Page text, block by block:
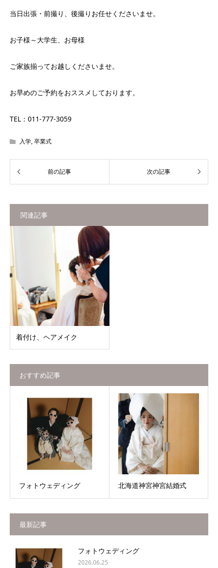
当日出張・前撮り、後撮りお任せくださいませ。
お子様～大学生、お母様
ご家族揃ってお越しくださいませ。
お早めのご予約をおススメしております。
TEL：011-777-3059
入学,卒業式
関連記事
着付け、ヘアメイク
おすすめ記事
フォトウェディング 北海道神宮神宮結婚式
最新記事
フォトウェディング
2026.06.25